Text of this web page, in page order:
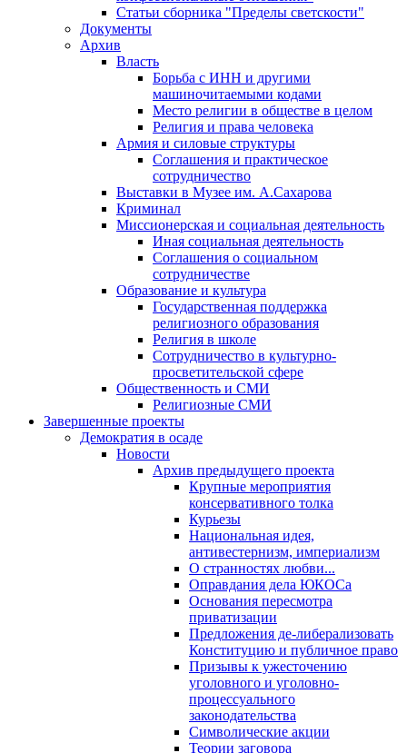
Статьи сборника "Пределы светскости"
Документы
Архив
Власть
Борьба с ИНН и другими
машиночитаемыми кодами
Место религии в обществе в целом
Религия и права человека
Армия и силовые структуры
Соглашения и практическое
сотрудничество
Выставки в Музее им. А.Сахарова
Криминал
Миссионерская и социальная деятельность
Иная социальная деятельность
Соглашения о социальном
сотрудничестве
Образование и культура
Государственная поддержка
религиозного образования
Религия в школе
Сотрудничество в культурно-
просветительской сфере
Общественность и СМИ
Религиозные СМИ
Завершенные проекты
Демократия в осаде
Новости
Архив предыдущего проекта
Крупные мероприятия
консервативного толка
Курьезы
Национальная идея,
антивестернизм, империализм
О странностях любви...
Оправдания дела ЮКОСа
Основания пересмотра
приватизации
Предложения де-либерализовать
Конституцию и публичное право
Призывы к ужесточению
уголовного и уголовно-
процессуального
законодательства
Символические акции
Теории заговора